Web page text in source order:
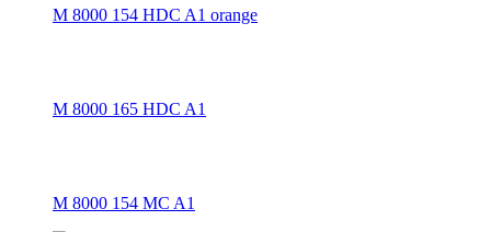
M 8000 154 HDC A1 orange
M 8000 165 HDC A1
M 8000 154 MC A1